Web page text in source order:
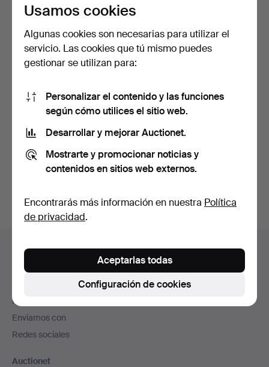
BASE DE LÁMPARA DE
MESA DE CRISTAL.
21 USD
Suscribir búsqueda
También puedes buscar ennuestro archivo de
subastas concluidas.
en
de
página
Ayuda y contacto
Contacta con el servicio de atención al cliente
Todas las casas de subastas
Modos de pago
Enviamos con
Redes sociales
Auctionet
Usamos cookies
Algunas cookies son necesarias para utilizar el
servicio. Las cookies que tú mismo puedes
gestionar se utilizan para:
Personalizar el contenido y las funciones
según cómo utilices el sitio web.
Desarrollar y mejorar Auctionet.
Mostrarte y promocionar noticias y
contenidos en sitios web externos.
Encontrarás más información en nuestra Política
de privacidad.
Configuración de cookies
Aceptarlas todas